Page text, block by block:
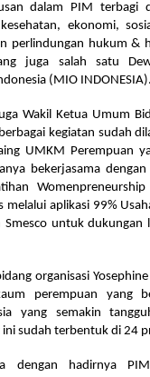
dalam PIM terbagi
ekonomi,
perlindungan hukum &
juga salah satu
(MIO INDONESIA).
Wakil Ketua Umum
kegiatan sudah
UMKM Perempuan
bekerjasama
melalui aplikasi 99%
Smesco untuk dukungan
organisasi
perempuan yang
yang semakin
sudah terbentuk di 24
dengan hadirnya